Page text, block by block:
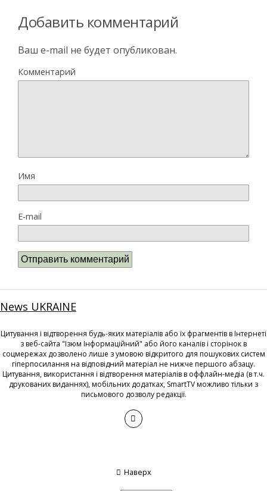
Добавить комментарий
Ваш e-mail не будет опубликован.
Комментарий
Имя
E-mail
News UKRAINE
Цитування і відтворення будь-яких матеріалів або їх фрагментів в Інтернеті
з веб-сайта "Ізюм Інформаційний" або його каналів і сторінок в
соцмережах дозволено лише з умовою відкритого для пошукових систем
гіперпосилання на відповідний матеріал не нижче першого абзацу.
Цитування, використання і відтворення матеріалів в оффлайн-медіа (в т.ч.
друкованих виданнях), мобільних додатках, SmartTV можливо тільки з
письмового дозволу редакції.
Наверх